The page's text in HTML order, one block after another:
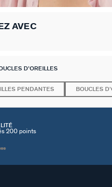
AVEC
D'OREILLES
PENDANTES BOUCLES
200 points